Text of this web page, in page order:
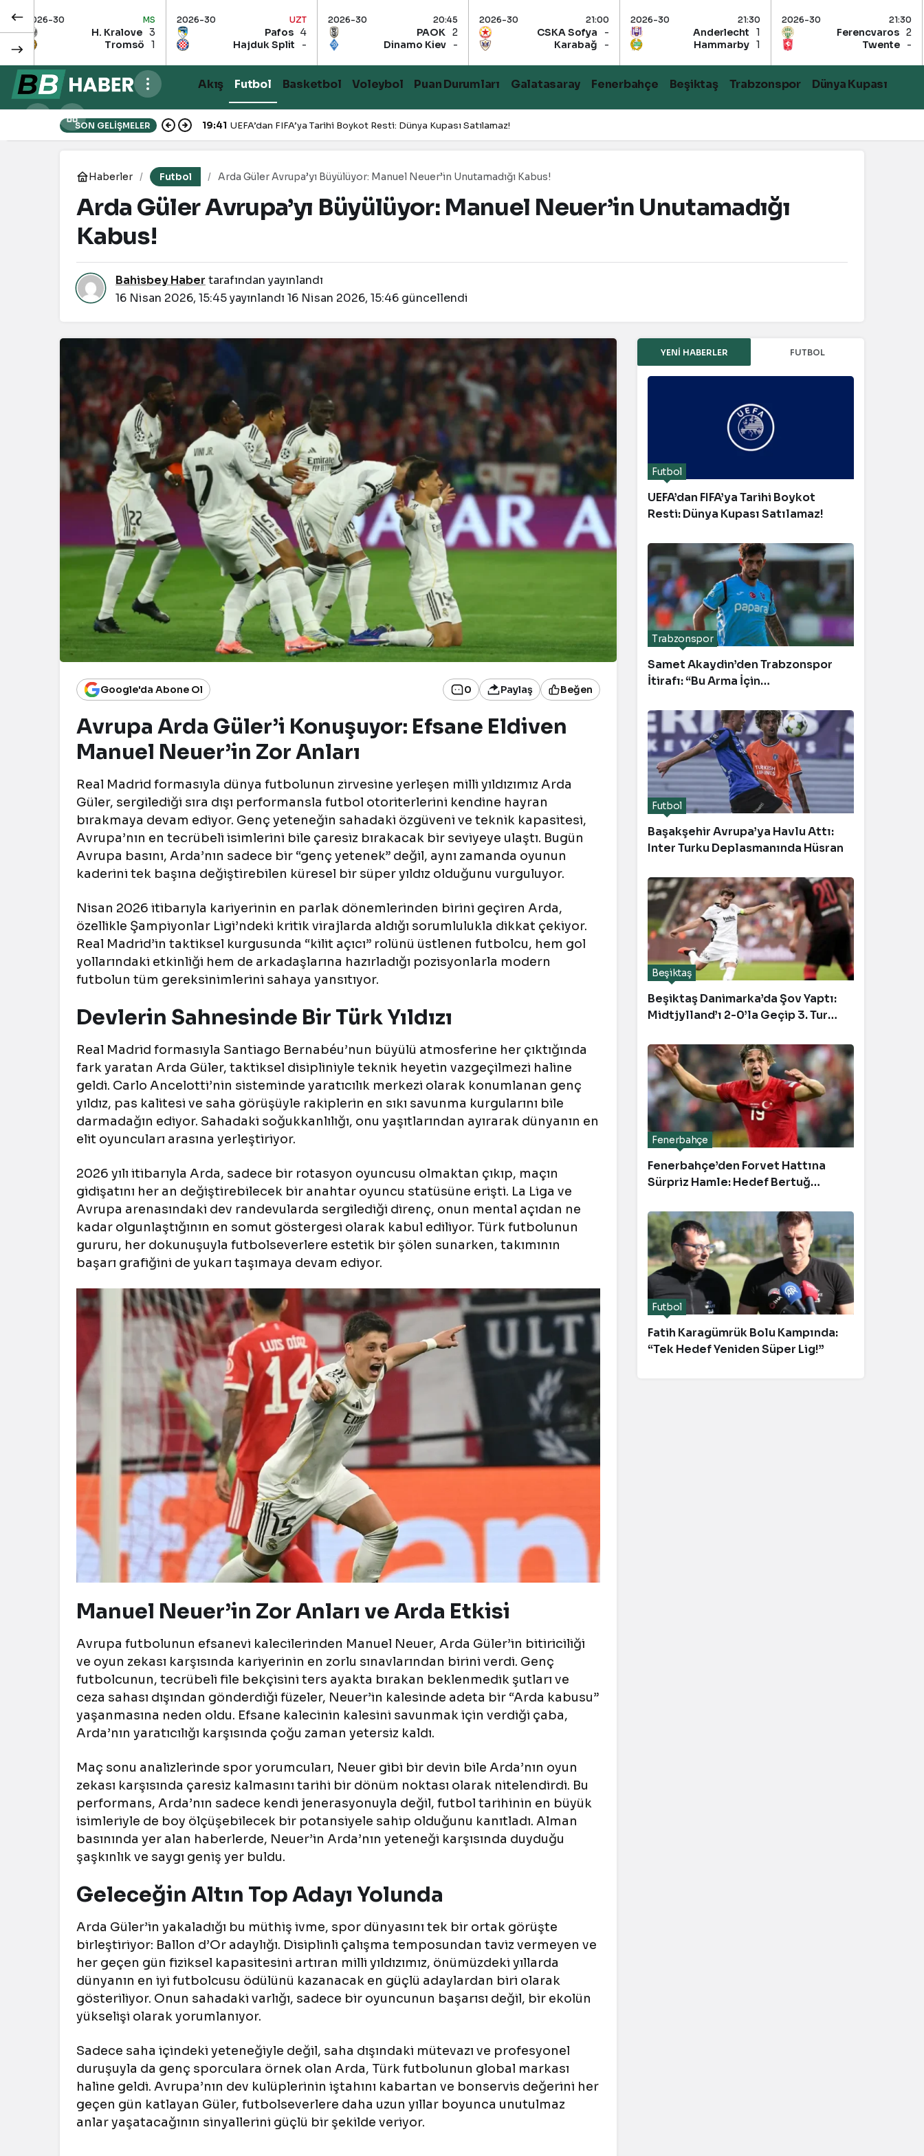
H. Kralove
Tromsö
2026-30
Hajduk Split
-
2026-30 20:45
Dinamo Kiev
-
2026-30 21:00
CSKA Sofya
-
Karabağ
2026-30 21:30
Anderlecht
Hammarby
2026-30 21:30
Ferencvaros
2
Twente
2026-30
Akış Futbol Basketbol Voleybol Puan Durumları Galatasaray Fenerbahçe Beşiktaş Trabzonspor Dünya Kupası
SON GELIŞMELER 19:41 UEFA’dan FIFA’ya Tarihi Boykot Resti: Dünya Kupası Satılamaz!
Haberler Futbol Arda Güler Avrupa’yı Büyülüyor: Manuel Neuer’in Unutamadığı Kabus!
Arda Güler Avrupa’yı Büyülüyor: Manuel Neuer’in Unutamadığı
Kabus!
Bahisbey Haber tarafından yayınlandı
16 Nisan 2026, 15:45yayınlandı 16 Nisan 2026, 15:46 güncellendi
Google'da Abone Ol 0 Paylaş Beğen
Avrupa Arda Güler’i Konuşuyor: Efsane Eldiven
Manuel Neuer’in Zor Anları
Real Madrid formasıyla dünya futbolunun zirvesine yerleşen milli yıldızımız Arda
Güler, sergilediği sıra dışı performansla futbol otoriterlerini kendine hayran
bırakmaya devam ediyor. Genç yeteneğin sahadaki özgüveni ve teknik kapasitesi,
Avrupa’nın en tecrübeli isimlerini bile çaresiz bırakacak bir seviyeye ulaştı. Bugün
Avrupa basını, Arda’nın sadece bir “genç yetenek” değil, aynı zamanda oyunun
kaderini tek başına değiştirebilen küresel bir süper yıldız olduğunu vurguluyor.
Nisan 2026 itibarıyla kariyerinin en parlak dönemlerinden birini geçiren Arda,
özellikle Şampiyonlar Ligi’ndeki kritik virajlarda aldığı sorumlulukla dikkat çekiyor.
Real Madrid’in taktiksel kurgusunda “kilit açıcı” rolünü üstlenen futbolcu, hem gol
yollarındaki etkinliği hem de arkadaşlarına hazırladığı pozisyonlarla modern
futbolun tüm gereksinimlerini sahaya yansıtıyor.
Devlerin Sahnesinde Bir Türk Yıldızı
Real Madrid formasıyla Santiago Bernabéu’nun büyülü atmosferine her çıktığında
fark yaratan Arda Güler, taktiksel disipliniyle teknik heyetin vazgeçilmezi haline
geldi. Carlo Ancelotti’nin sisteminde yaratıcılık merkezi olarak konumlanan genç
yıldız, pas kalitesi ve saha görüşüyle rakiplerin en sıkı savunma kurgularını bile
darmadağın ediyor. Sahadaki soğukkanlılığı, onu yaşıtlarından ayırarak dünyanın en
elit oyuncuları arasına yerleştiriyor.
2026 yılı itibarıyla Arda, sadece bir rotasyon oyuncusu olmaktan çıkıp, maçın
gidişatını her an değiştirebilecek bir anahtar oyuncu statüsüne erişti. La Liga ve
Avrupa arenasındaki dev randevularda sergilediği direnç, onun mental açıdan ne
kadar olgunlaştığının en somut göstergesi olarak kabul ediliyor. Türk futbolunun
gururu, her dokunuşuyla futbolseverlere estetik bir şölen sunarken, takımının
başarı grafiğini de yukarı taşımaya devam ediyor.
Manuel Neuer’in Zor Anları ve Arda Etkisi
Avrupa futbolunun efsanevi kalecilerinden Manuel Neuer, Arda Güler’in bitiriciliği
ve oyun zekası karşısında kariyerinin en zorlu sınavlarından birini verdi. Genç
futbolcunun, tecrübeli file bekçisini ters ayakta bırakan beklenmedik şutları ve
ceza sahası dışından gönderdiği füzeler, Neuer’in kalesinde adeta bir “Arda kabusu”
yaşanmasına neden oldu. Efsane kalecinin kalesini savunmak için verdiği çaba,
Arda’nın yaratıcılığı karşısında çoğu zaman yetersiz kaldı.
Maç sonu analizlerinde spor yorumcuları, Neuer gibi bir devin bile Arda’nın oyun
zekası karşısında çaresiz kalmasını tarihi bir dönüm noktası olarak nitelendirdi. Bu
performans, Arda’nın sadece kendi jenerasyonuyla değil, futbol tarihinin en büyük
isimleriyle de boy ölçüşebilecek bir potansiyele sahip olduğunu kanıtladı. Alman
basınında yer alan haberlerde, Neuer’in Arda’nın yeteneği karşısında duyduğu
şaşkınlık ve saygı geniş yer buldu.
Geleceğin Altın Top Adayı Yolunda
Arda Güler’in yakaladığı bu müthiş ivme, spor dünyasını tek bir ortak görüşte
birleştiriyor: Ballon d’Or adaylığı. Disiplinli çalışma temposundan taviz vermeyen ve
her geçen gün fiziksel kapasitesini artıran milli yıldızımız, önümüzdeki yıllarda
dünyanın en iyi futbolcusu ödülünü kazanacak en güçlü adaylardan biri olarak
gösteriliyor. Onun sahadaki varlığı, sadece bir oyuncunun başarısı değil, bir ekolün
yükselişi olarak yorumlanıyor.
Sadece saha içindeki yeteneğiyle değil, saha dışındaki mütevazı ve profesyonel
duruşuyla da genç sporculara örnek olan Arda, Türk futbolunun global markası
haline geldi. Avrupa’nın dev kulüplerinin iştahını kabartan ve bonservis değerini her
geçen gün katlayan Güler, futbolseverlere daha uzun yıllar boyunca unutulmaz
anlar yaşatacağının sinyallerini güçlü bir şekilde veriyor.
YENI HABERLER FUTBOL
Futbol
UEFA’dan FIFA’ya Tarihi Boykot
Resti: Dünya Kupası Satılamaz!
Trabzonspor
Samet Akaydin’den Trabzonspor
İtirafı: “Bu Arma İçin
Futbol
Başakşehir Avrupa’ya Havlu Attı:
Inter Turku Deplasmanında Hüsran
Beşiktaş
Beşiktaş Danimarka’da Şov Yaptı:
Midtjylland’ı 2-0’la Geçip 3. Tura
Fenerbahçe
Fenerbahçe’den Forvet Hattına
Sürpriz Hamle: Hedef Bertuğ
Futbol
Fatih Karagümrük Bolu Kampında:
“Tek Hedef Yeniden Süper Lig!”